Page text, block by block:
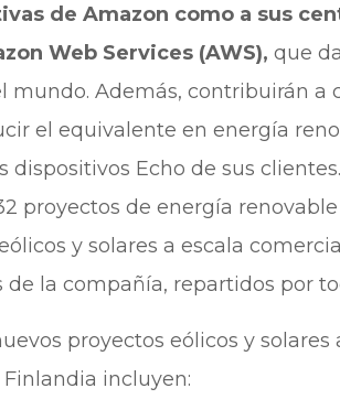
de Amazon como a sus
Web Services (AWS), que
mundo. Además, contribuirán a
el equivalente en energía
dispositivos Echo de sus
proyectos de energía
y solares a escala
de la compañía, repartidos por
proyectos eólicos y
incluyen: